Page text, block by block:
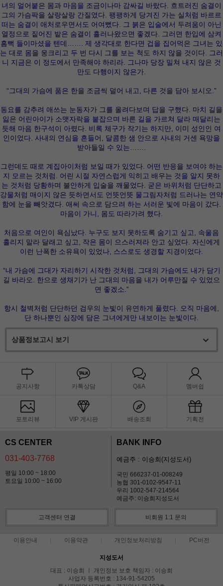
녀의 얼어붙은 몸과 마음을 조금이나마 감싸길 바랐다. 흐트러진 숨결이
그의 가슴팍을 살랑살랑 간질였다. 팽팽하게 당겨진 가는 실처럼 바르르
떠는 숨결이 애처로우면서도 어여뻤다. 그 붉은 입술에서 두려움이 아닌
열정으로 짙어진 밭은 숨결이 흘러나왔으면 좋겠다. 그러면 한입에 삼켜
흠뻑 들이마셨을 텐데……. 제 생각대로 한다면 겁을 집어먹은 그녀는 있
는 대로 몸을 웅크리고 두 번 다시 그를 보는 척도 하지 않을 것이다. 그러
니 지금은 이 정도에서 만족해야 하리라. 그나마 당장 밀쳐 내지 않은 것
만도 다행이지 않은가.
“그대의 가슴에 품은 한을 조금씩 덜어 내고, 다른 것을 담아 보시오.”
동요를 감추려 애쓰는 눈동자가 그를 올려다보며 답을 구했다. 마치 길을
잃은 어린아이가 소맷자락을 붙잡으며 바른 길을 가르쳐 달라 매달리는
듯해 마음 한구석이 아렸다. 비록 체구가 작기는 하지만, 이미 성인인 여
인이었다. 사내의 연심을 흔들어, 달콤한 샘 안으로 사내의 거센 욕망을
받아들일 수 있는…….
그런데도 때로 계집아이처럼 보일 때가 있었다. 어떤 반응을 보여야 하는
지 모르는 것처럼. 어린 시절 자연스럽게 익히고 배우는 것을 알지 못하
는 것처럼 당황하며 불안하게 입술을 깨물었다. 굳은 바위처럼 단단하고
강물처럼 매이지 않은 듯하면서도 언뜻언뜻 물그림자처럼 드러나는 연약
함에 눈을 빼앗겼다. 애써 속으로 담으려 하는 서러운 빛에 마음이 갔다.
마음이 가니, 몸도 따라가려 했다.
처음으로 여인이 욕심났다. 누구도 보지 못하도록 숨기고 싶고, 속울음
흘리지 말라 달래고 싶고, 작은 몸이 으스러져라 안고 싶었다. 자신에게
이런 난폭한 소유욕이 있었나, 스스로도 생경할 지경이었다.
“내 가슴에 그대가 자리하기 시작한 것처럼, 그대의 가슴에도 내가 담기
길 바라오. 한으로 생채기가 난 그대의 마음을 내가 어루만질 수 있었으
면 좋겠소.”
항시 철벽처럼 단단하던 검우의 눈빛이 유연하게 풀렸다. 오직 마음에,
단 하나뿐인 심장에 담은 그녀에게만 내보이는 눈빛이다.
상품정보고시 보기
공지사항 카톡상담 Q&A 멤버쉽
포토리뷰 VIP 게시판 배송조회 기획전
CS CENTER
031-403-7768
평일 10:00 ~ 18:00
토요일 10:00 ~ 16:00
BANK INFO
예금주 : 이승희(지성도서)
국민 666237-01-008249
농협 301-0102-9547-11
우리 1002-547-214564
예금주: 이승희지성도서
고객센터 연결 비회원 1:1 문의
이용안내 이용약관 개인정보처리방침 PC버전
지성도서
대표 : 이승희 ㅣ 개인정보 보호 책임자 : 이승희
사업자 등록번호 : 134-91-54205